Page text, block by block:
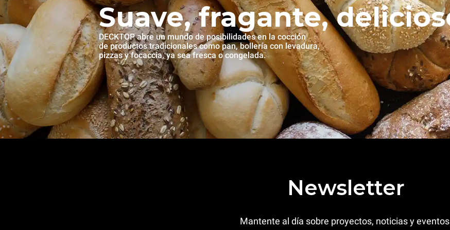
Suave, fragante,
DECKTOP abre un mundo de posibilidades en la cocción
de productos tradicionales como pan, bollería con levadura,
pizzas y focaccia, ya sea fresca o congelada.
Newsletter
Mantente al día sobre proyectos, noticias y